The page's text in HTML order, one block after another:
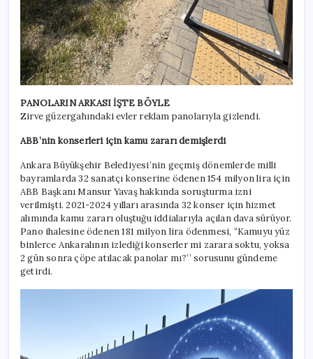
PANOLARIN ARKASI İŞTE BÖYLE
Zirve güzergahındaki evler reklam panolarıyla gizlendi.
ABB’nin konserleri için kamu zararı demişlerdi
Ankara Büyükşehir Belediyesi’nin geçmiş dönemlerde milli
bayramlarda 32 sanatçı konserine ödenen 154 milyon lira için
ABB Başkanı Mansur Yavaş hakkında soruşturma izni
verilmişti. 2021-2024 yılları arasında 32 konser için hizmet
alımında kamu zararı oluştuğu iddialarıyla açılan dava sürüyor.
Pano ihalesine ödenen 181 milyon lira ödenmesi, “Kamuyu yüz
binlerce Ankaralının izlediği konserler mi zarara soktu, yoksa
2 gün sonra çöpe atılacak panolar mı?’’ sorusunu gündeme
getirdi.